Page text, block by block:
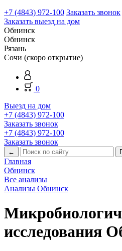
+7 (4843) 972-100 Заказать звонок
Заказать выезд на дом
Обнинск
Обнинск
Рязань
Сочи (скоро открытие)
0
Выезд на дом
+7 (4843) 972-100
Заказать звонок
+7 (4843) 972-100
Заказать звонок
←
Главная
Обнинск
Все анализы
Анализы Обнинск
исследования